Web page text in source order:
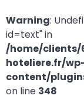
Warning:
id=text" in
/home/clients/
hoteliere.fr/
content/
on line 348